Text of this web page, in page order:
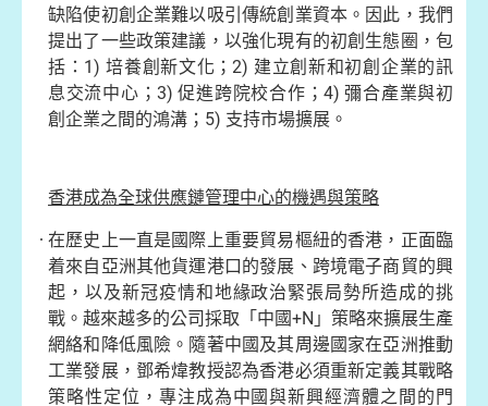
缺陷使初創企業難以吸引傳統創業資本。因此，我們
提出了一些政策建議，以強化現有的初創生態圈，包
括：1) 培養創新文化；2) 建立創新和初創企業的訊
息交流中心；3) 促進跨院校合作；4) 彌合產業與初
創企業之間的鴻溝；5) 支持市場擴展。
香港成為全球供應鏈管理中心的機遇與策略
在歷史上一直是國際上重要貿易樞紐的香港，正面臨
着來自亞洲其他貨運港口的發展、跨境電子商貿的興
起，以及新冠疫情和地緣政治緊張局勢所造成的挑
戰。越來越多的公司採取「中國+N」策略來擴展生產
網絡和降低風險。隨著中國及其周邊國家在亞洲推動
工業發展，鄧希煒教授認為香港必須重新定義其戰略
策略性定位，專注成為中國與新興經濟體之間的門